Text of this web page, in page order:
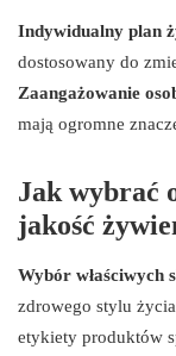
Indywidualny plan
dostosowany do
Zaangażowanie
mają ogromne
Jak wybrać
jakość
Wybór właściwych
zdrowego stylu
etykiety produktów